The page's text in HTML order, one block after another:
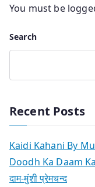
You must be
Search
Recent Posts
Kaidi Kahani By
Doodh Ka Daam
दाम-मुंशी प्रेमचन्द